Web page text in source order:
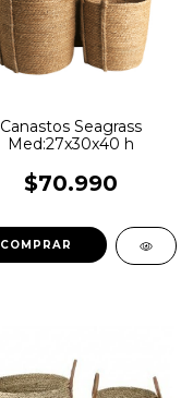
Canastos Seagrass
Med:27x30x40 h
$70.990